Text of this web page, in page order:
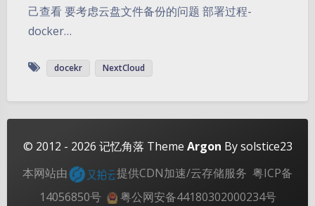
夜间模式
浅阴影 深阴影
关闭 日落 暗化 灰度
己查看 要考虑云盘文件备份的问题 部署过程-
docker…
docekr NextCloud
© 2012 - 2026 记忆角落 Theme Argon By solstice23
本网站由
提供CDN加速/云存储服务 粤ICP备
14056850号
粤公网安备44180302000234号